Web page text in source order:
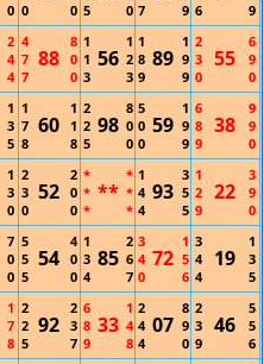
0 0
0 5
0 7
9 6
9
2
4
4
4
7
7
88
8
0
0
1
1
3
56
1
2
3
1
8
9
89
1
9
9
2
3
0
55
6
9
0
1
3
5
1
7
8
60
1
1
8
2
2
5
98
8
0
0
5
0
0
59
1
9
9
6
8
9
38
9
9
0
1
3
0
2
3
0
52
2
0
0
*
*
*
**
*
*
*
1
4
4
93
3
5
5
1
2
9
22
3
9
0
7
0
0
5
5
5
54
4
0
0
1
3
4
85
2
6
7
3
4
0
72
1
5
6
3
4
4
19
1
3
5
1
7
8
2
2
5
92
2
3
7
6
8
9
33
1
4
8
2
4
4
07
8
9
0
2
3
9
46
5
5
6